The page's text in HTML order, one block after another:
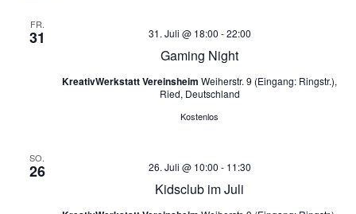
u
m
w
ä
h
l
.
FR.
31
Gaming Night
31. Juli @ 18:00 -22:00
KreativWerkstatt Vereinsheim Weiherstr. 9 (Eingang: Ringstr.),
Ried, Deutschland
Kostenlos
SO.
26
Kidsclub im Juli
26. Juli @ 10:00 - 11:30